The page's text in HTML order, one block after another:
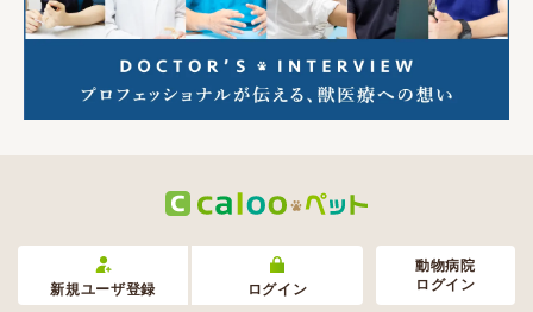
新規ユーザ登録 ログイン
動物病院
ログイン